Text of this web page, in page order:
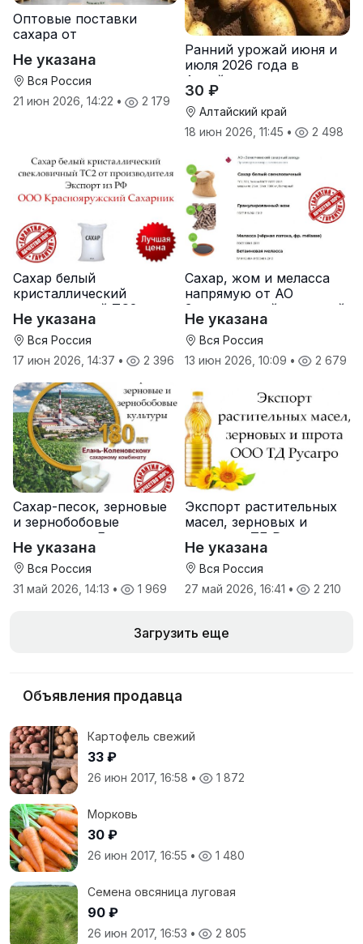
Оптовые поставки
сахара от
Хохольский сахарный
комбинат
Не указана
Вся Россия
21 июн 2026, 14:22 • 2 179
Ранний урожай июня и
июля 2026 года в
Алтайском крае
30 ₽
Алтайский край
18 июн 2026, 11:45 • 2 498
Сахар белый
кристаллический
свекловичный ТС2 от
производителя
Не указана
Вся Россия
17 июн 2026, 14:37 • 2 396
Сахар, жом и меласса
напрямую от АО
Земетчинский сахарный
завод
Не указана
Вся Россия
13 июн 2026, 10:09 • 2 679
Сахар-песок, зерновые
и зернобобовые
культуры от Елань-
Коленовский СЗ
Не указана
Вся Россия
31 май 2026, 14:13 • 1 969
Экспорт растительных
масел, зерновых и
шрота от ТД Русагро
Не указана
Вся Россия
27 май 2026, 16:41 • 2 210
Загрузить еще
Объявления продавца
Картофель свежий
33 ₽
26 июн 2017, 16:58 • 1 872
Морковь
30 ₽
26 июн 2017, 16:55 • 1 480
Семена овсяница луговая
90 ₽
26 июн 2017, 16:53 • 2 805